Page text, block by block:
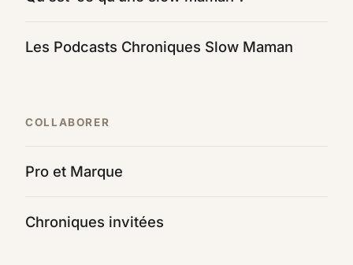
Les Podcasts Chroniques Slow Maman
COLLABORER
Pro et Marque
Chroniques invitées